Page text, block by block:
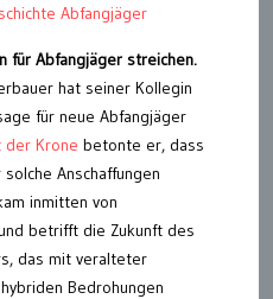
Abfangjäger
für Abfangjäger streichen.
hat seiner Kollegin
für neue Abfangjäger
der Krone betonte er, dass
Anschaffungen
inmitten von
betrifft die Zukunft des
das mit veralteter
Bedrohungen